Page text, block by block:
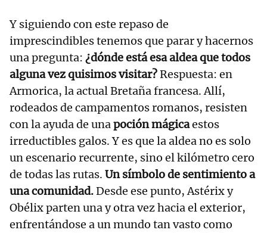
Y siguiendo con este repaso de
imprescindibles tenemos que parar y hacernos
una pregunta: ¿dónde está esa aldea que todos
alguna vez quisimos visitar? Respuesta: en
Armorica, la actual Bretaña francesa. Allí,
rodeados de campamentos romanos, resisten
con la ayuda de una poción mágicaestos
irreductibles galos. Y es que la aldea no es solo
un escenario recurrente, sino el kilómetro cero
de todas las rutas. Un símbolo de sentimiento a
una comunidad. Desde ese punto, Astérix y
Obélix parten una y otra vez hacia el exterior,
enfrentándose a un mundo tan vasto como